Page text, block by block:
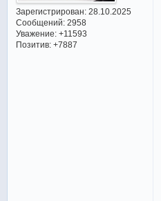
Зарегистрирован: 28.10.2025
Сообщений:2958
Уважение: +11593
Позитив: +7887